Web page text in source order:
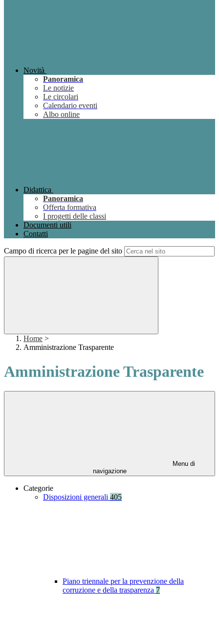
Novità
Panoramica
Le notizie
Le circolari
Calendario eventi
Albo online
Didattica
Panoramica
Offerta formativa
I progetti delle classi
Documenti utili
Contatti
Campo di ricerca per le pagine del sito
Home >
Amministrazione Trasparente
Amministrazione Trasparente
Menu di
navigazione
Categorie
Disposizioni generali 405
Piano triennale per la prevenzione della
corruzione e della trasparenza 7